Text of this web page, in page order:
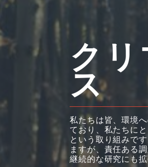
ク
ス
私たちは皆、環境
ており、私たちに
という取り組みで
ますが、責任ある
継続的な研究にも拡